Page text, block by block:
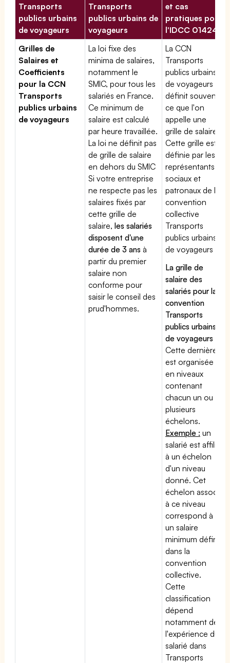
Transports
publics urbains
de voyageurs
Transports
publics urbains de
voyageurs
et cas
pratiques pour
l'IDCC 01424
Grilles de
Salaires et
Coefficients
pour la CCN
Transports
publics urbains
de voyageurs
La loi fixe des
minima de salaires,
notamment le
SMIC, pour tous les
salariés en France.
Ce minimum de
salaire est calculé
par heure travaillée.
La loi ne définit pas
de grille de salaire
en dehors du SMIC
Si votre entreprise
ne respecte pas les
salaires fixés par
cette grille de
salaire,les salariés
disposent d'une
durée de 3 ans à
partir du premier
salaire non
conforme pour
saisir le conseil des
prud'hommes.
La CCN
Transports
publics urbains
de voyageurs
définit souvent
ce que l'on
appelle une
grille de salaires.
Cette grille est
définie par les
représentants
sociaux et
patronaux de la
convention
collective
Transports
publics urbains
de voyageurs
La grille de
salaire des
salariés pour la
convention
Transports
publics urbains
de voyageurs
Cette dernière
est organisée
en niveaux
contenant
chacun un ou
plusieurs
échelons.
Exemple : un
salarié est affilié
à un échelon
d'un niveau
donné. Cet
échelon associé
à ce niveau
correspond à
un salaire
minimum défini
dans la
convention
collective.
Cette
classification
dépend
notamment de
l'expérience du
salarié dans
Transports